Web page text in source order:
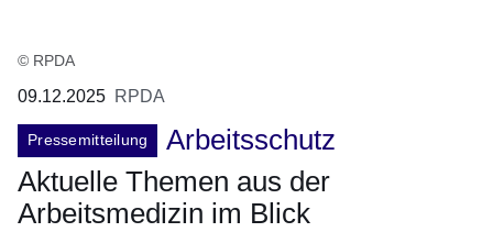
© RPDA
09.12.2025 RPDA
Pressemitteilung
Arbeitsschutz
Aktuelle Themen aus der
Arbeitsmedizin im Blick